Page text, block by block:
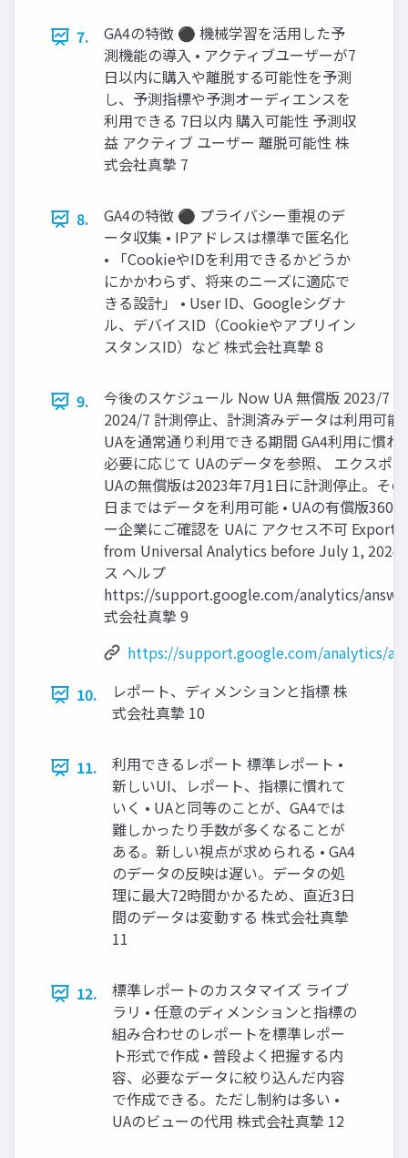
7.
GA4の特徴 ⚫ 機械学習を活用した予
測機能の導入 • アクティブユーザーが7
日以内に購入や離脱する可能性を予測
し、予測指標や予測オーディエンスを
利用できる 7日以内 購入可能性 予測収
益 アクティブ ユーザー 離脱可能性 株
式会社真摯 7
8.
GA4の特徴 ⚫ プライバシー重視のデ
ータ収集 • IPアドレスは標準で匿名化
• 「CookieやIDを利用できるかどうか
にかかわらず、将来のニーズに適応で
きる設計」 • User ID、Googleシグナ
ル、デバイスID（Cookieやアプリイン
スタンスID）など 株式会社真摯 8
9.
今後のスケジュール Now UA 無償版 2023/7
2024/7 計測停止、計測済みデータは利用可能
UAを通常通り利用できる期間 GA4利用に慣
必要に応じて UAのデータを参照、 エクスポ
UAの無償版は2023年7月1日に計測停止。そ
日まではデータを利用可能 • UAの有償版360
ー企業にご確認を UAに アクセス不可 Export
from Universal Analytics before July 1, 2024
ス ヘルプ
https://support.google.com/analytics/
式会社真摯 9
https://support.google.com/analytics/
10.
レポート、ディメンションと指標 株
式会社真摯 10
11.
利用できるレポート 標準レポート •
新しいUI、レポート、指標に慣れて
いく • UAと同等のことが、GA4では
難しかったり手数が多くなることが
ある。新しい視点が求められる • GA4
のデータの反映は遅い。データの処
理に最大72時間かかるため、直近3日
間のデータは変動する 株式会社真摯
11
12.
標準レポートのカスタマイズ ライブ
ラリ • 任意のディメンションと指標の
組み合わせのレポートを標準レポー
ト形式で作成 • 普段よく把握する内
容、必要なデータに絞り込んだ内容
で作成できる。ただし制約は多い •
UAのビューの代用 株式会社真摯 12